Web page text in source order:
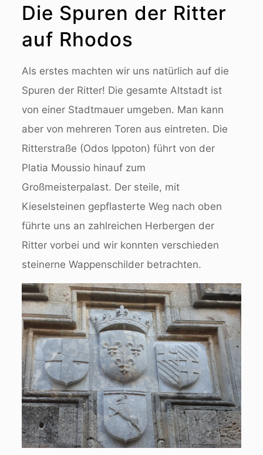
Die Spuren der Ritter
auf Rhodos
Als erstes machten wir uns natürlich auf die
Spuren der Ritter! Die gesamte Altstadt ist
von einer Stadtmauer umgeben. Man kann
aber von mehreren Toren aus eintreten. Die
Ritterstraße (Odos Ippoton) führt von der
Platia Moussio hinauf zum
Großmeisterpalast. Der steile, mit
Kieselsteinen gepflasterte Weg nach oben
führte uns an zahlreichen Herbergen der
Ritter vorbei und wir konnten verschieden
steinerne Wappenschilder betrachten.